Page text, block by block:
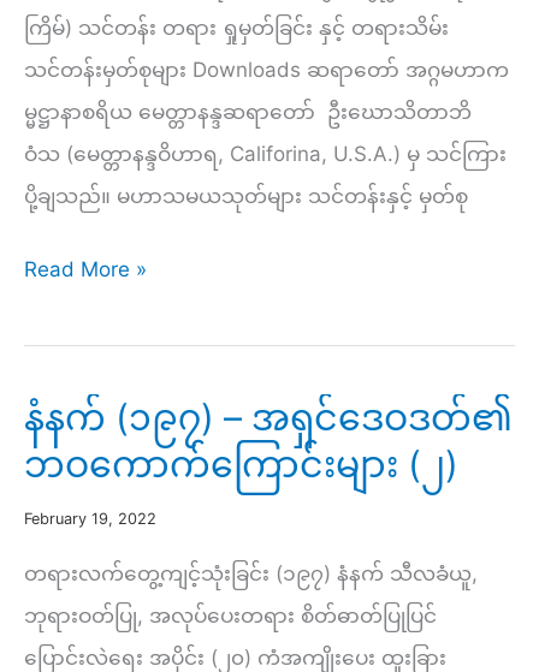
ကြိမ်) သင်တန်း တရား ရှုမှတ်ခြင်း နှင့် တရားသိမ်း
သင်တန်းမှတ်စုများ Downloads ဆရာတော် အဂ္ဂမဟာက
မ္မဋ္ဌာနာစရိယ မေတ္တာနန္ဒဆရာတော် ဦးဃောသိတာဘိ
ဝံသ (မေတ္တာနန္ဒဝိဟာရ, Califorina, U.S.A.) မှ သင်ကြား
ပို့ချသည်။ မဟာသမယသုတ်များ သင်တန်းနှင့် မှတ်စု
ညနေ
–
ပညာ
စရိုက်
ရှိ
သူ
ကျင့်
Read More »
နံနက် (၁၉၇) – အရှင်ဒေဝဒတ်၏
ဘဝကောက်ကြောင်းများ (၂)
February 19, 2022
တရားလက်တွေ့ကျင့်သုံးခြင်း (၁၉၇) နံနက် သီလခံယူ,
ဘုရားဝတ်ပြု, အလုပ်ပေးတရား စိတ်ဓာတ်ပြုပြင်
ပြောင်းလဲရေး အပိုင်း (၂၀) ကံအကျိုးပေး ထူးခြား